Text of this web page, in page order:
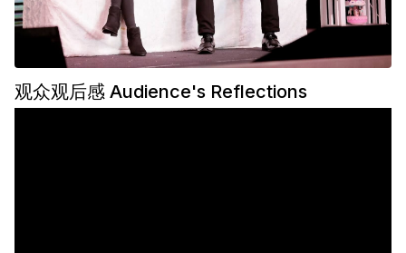
观众观后感 Audience's Reflections